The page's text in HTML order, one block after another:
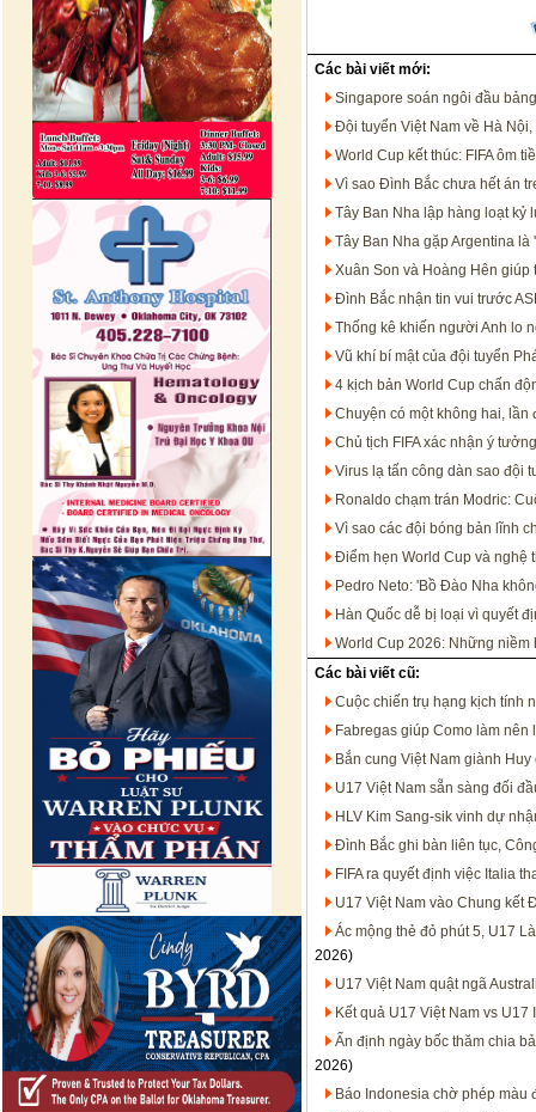
Các bài viết mới:
Singapore soán ngôi đầu
Đội tuyển Việt Nam về Hà
World Cup kết thúc: FIFA ôm
Vì sao Đình Bắc chưa hết án
Tây Ban Nha lập hàng loạt kỷ
Tây Ban Nha gặp Argentina là
Xuân Son và Hoàng Hên giúp
Đình Bắc nhận tin vui trước
Thống kê khiến người Anh lo
Vũ khí bí mật của đội tuyển
4 kịch bản World Cup chấn
Chuyện có một không hai, lần
Chủ tịch FIFA xác nhận ý
Virus lạ tấn công dàn sao đội
Ronaldo chạm trán Modric:
Vì sao các đội bóng bản lĩnh
Điểm hẹn World Cup và nghệ
Pedro Neto: 'Bồ Đào Nha
Hàn Quốc dễ bị loại vì quyết
World Cup 2026: Những niềm
Các bài viết cũ:
Cuộc chiến trụ hạng kịch tính
Fabregas giúp Como làm nên
Bắn cung Việt Nam giành
U17 Việt Nam sẵn sàng đối
HLV Kim Sang-sik vinh dự
Đình Bắc ghi bàn liên tục,
FIFA ra quyết định việc Italia
U17 Việt Nam vào Chung kết
Ác mộng thẻ đỏ phút 5, U17
2026)
U17 Việt Nam quật ngã
Kết quả U17 Việt Nam vs
Ấn định ngày bốc thăm chia
2026)
Báo Indonesia chờ phép màu